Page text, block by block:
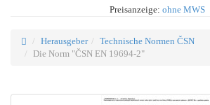
Preisanzeige: ohne MWS
Herausgeber
Technische Normen ČSN
Die Norm "ČSN EN 19694-2"